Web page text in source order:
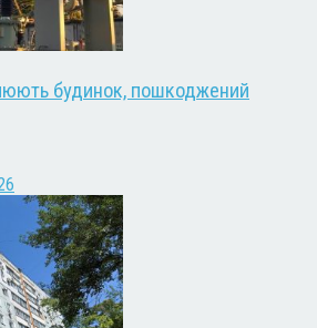
будинок, пошкоджений